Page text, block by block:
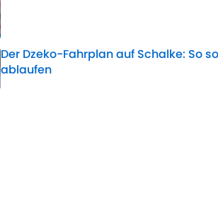
Der Dzeko-Fahrplan auf Schalke: So
ablaufen